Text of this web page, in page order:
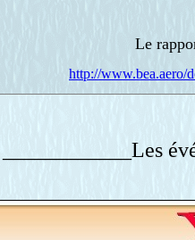
Le
http://www.bea.aero/
____________Les